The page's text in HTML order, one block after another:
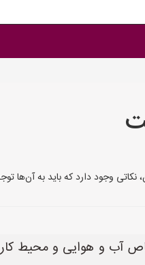
وجود دارد که باید به آن‌ها
آب و هوایی و محیط